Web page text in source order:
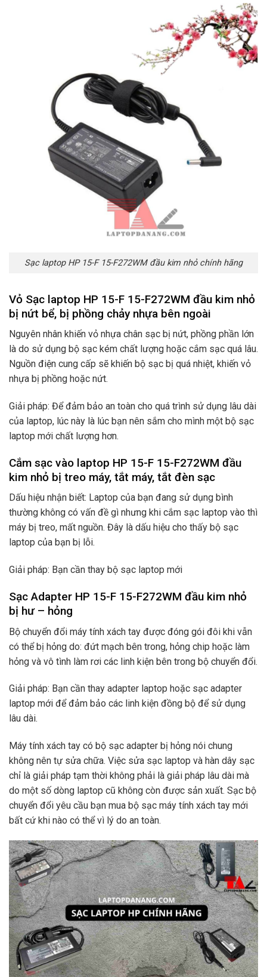
Sạc laptop HP 15-F 15-F272WM đầu kim nhỏ chính hãng
Vỏ Sạc laptop HP 15-F 15-F272WM đầu kim nhỏ
bị nứt bể, bị phồng chảy nhựa bên ngoài
Nguyên nhân khiến vỏ nhựa chân sạc bị nứt, phồng phần lớn
là do sử dụng bộ sạc kém chất lượng hoặc cắm sạc quá lâu.
Nguồn điện cung cấp sẽ khiến bộ sạc bị quá nhiệt, khiến vỏ
nhựa bị phồng hoặc nứt.
Giải pháp: Để đảm bảo an toàn cho quá trình sử dụng lâu dài
của laptop, lúc này là lúc bạn nên sắm cho mình một bộ sạc
laptop mới chất lượng hơn.
Cắm sạc vào laptop HP 15-F 15-F272WM đầu
kim nhỏ bị treo máy, tắt máy, tắt đèn sạc
Dấu hiệu nhận biết: Laptop của bạn đang sử dụng bình
thường không có vấn đề gì nhưng khi cắm sạc laptop vào thì
máy bị treo, mất nguồn. Đây là dấu hiệu cho thấy bộ sạc
laptop của bạn bị lỗi.
Giải pháp: Bạn cần thay bộ sạc laptop mới
Sạc Adapter HP 15-F 15-F272WM đầu kim nhỏ
bị hư – hỏng
Bộ chuyển đổi máy tính xách tay được đóng gói đôi khi vẫn
có thể bị hỏng do: đứt mạch bên trong, hỏng chip hoặc làm
hỏng và vô tình làm rơi các linh kiện bên trong bộ chuyển đổi.
Giải pháp: Bạn cần thay adapter laptop hoặc sạc adapter
laptop mới để đảm bảo các linh kiện đồng bộ để sử dụng
lâu dài.
Máy tính xách tay có bộ sạc adapter bị hỏng nói chung
không nên tự sửa chữa. Việc sửa sạc laptop và hàn dây sạc
chỉ là giải pháp tạm thời không phải là giải pháp lâu dài mà
do một số dòng laptop cũ không còn được sản xuất. Sạc bộ
chuyển đổi yêu cầu bạn mua bộ sạc máy tính xách tay mới
bất cứ khi nào có thể vì lý do an toàn.